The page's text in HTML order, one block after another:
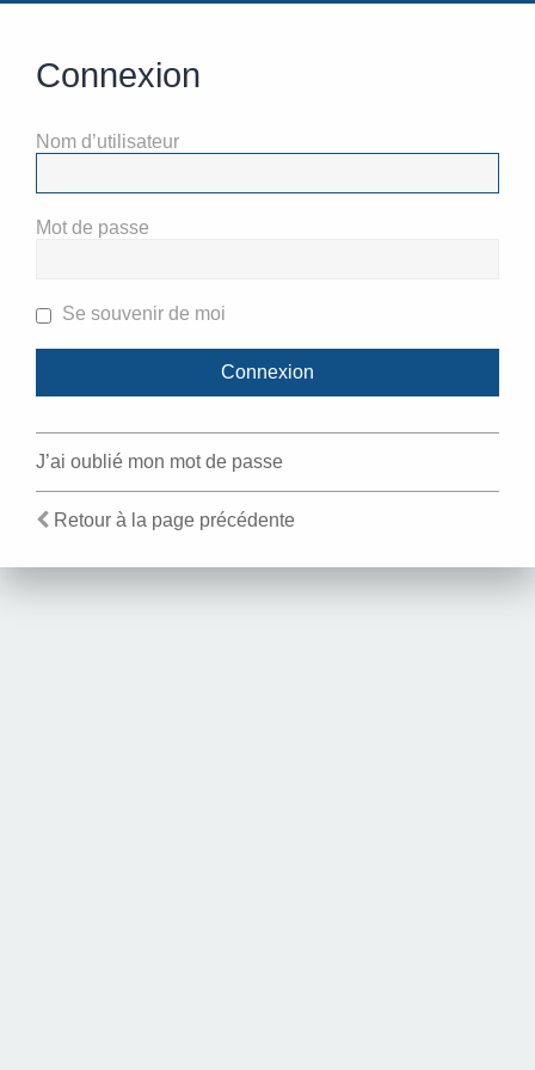
Connexion
Nom d’utilisateur
Mot de passe
Se souvenir de moi
J’ai oublié mon mot de passe
Retour à la page précédente